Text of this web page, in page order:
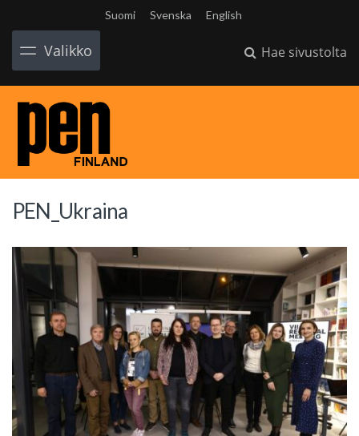
Suomi Svenska English
Valikko Hae sivustolta
PEN_Ukraina